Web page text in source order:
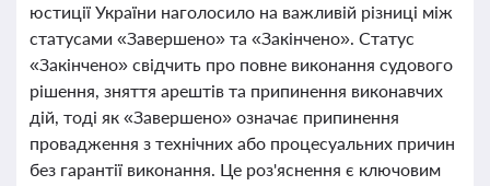
юстиції України наголосило на важливій різниці між
статусами «Завершено» та «Закінчено». Статус
«Закінчено» свідчить про повне виконання судового
рішення, зняття арештів та припинення виконавчих
дій, тоді як «Завершено» означає припинення
провадження з технічних або процесуальних причин
без гарантії виконання. Це роз'яснення є ключовим